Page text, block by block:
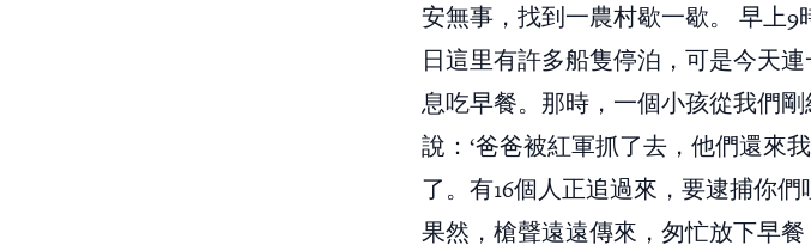
安無事，找到一農村歇一歇。 早上
日這里有許多船隻停泊，可是今天
息吃早餐。那時，一個小孩從我們
說：‘爸爸被紅軍抓了去，他們還來
了。有16個人正追過來，要逮捕你們
果然，槍聲遠遠傳來，匆忙放下早